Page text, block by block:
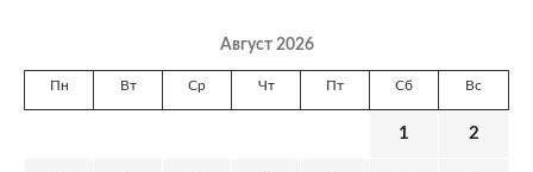
Август 2026
Пн Вт Ср Чт Пт Сб Вс
1 2